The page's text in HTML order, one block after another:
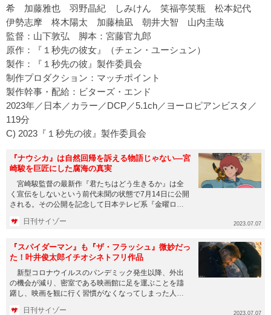
希 加藤雅也 羽野晶紀 しみけん 笑福亭笑瓶 松本妃代
伊勢志摩 柊木陽太 加藤柚凪 朝井大智 山内圭哉
監督：山下敦弘 脚本：宮藤官九郎
原作：『１秒先の彼女』（チェン・ユーシュン）
製作：『１秒先の彼』製作委員会
制作プロダクション：マッチポイント
製作幹事・配給：ビターズ・エンド
2023年／日本／カラー／DCP／5.1ch／ヨーロピアンビスタ／
119分
C) 2023『１秒先の彼』製作委員会
『ナウシカ』は自然回帰を訴える物語じゃない―宮
崎駿を巨匠にした腐海の真実
宮崎駿監督の最新作『君たちはどう生きるか』は全
く宣伝をしないという前代未聞の状態で7月14日に公開
される。その公開を記念して日本テレビ系『金曜ロー
日刊サイゾー 2023.07.07
『スパイダーマン』も『ザ・フラッシュ』微妙だっ
た！叶井俊太郎イチオシネトフリ作品
新型コロナウイルスのパンデミック発生以降、外出
の機会が減り、密室である映画館に足を運ぶことを躊
躇し、映画を観に行く習慣がなくなってしまった人も
日刊サイゾー 2023.07.07